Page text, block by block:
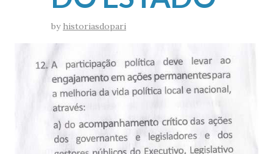
by historiasdopari